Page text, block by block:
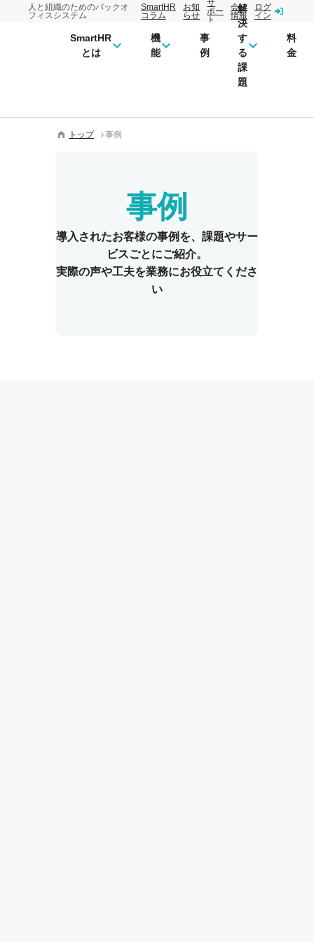
人と組織のためのバックオ
フィスシステム
SmartHR
コラム
お知
らせ
サ
ポー
ト
会社
情報
ログ
イン
SmartHR
とは
機
能
事
例
解
決
す
る
課
題
料
金
トップ 事例
事例
導入されたお客様の事例を、 課題やサー
ビスごとにご紹介。
実際の声や工夫を業務にお役立てくださ
い